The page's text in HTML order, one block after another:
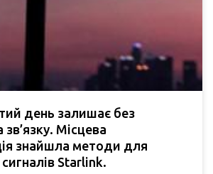
день залишає без
зв’язку. Місцева
знайшла методи для
Starlink.